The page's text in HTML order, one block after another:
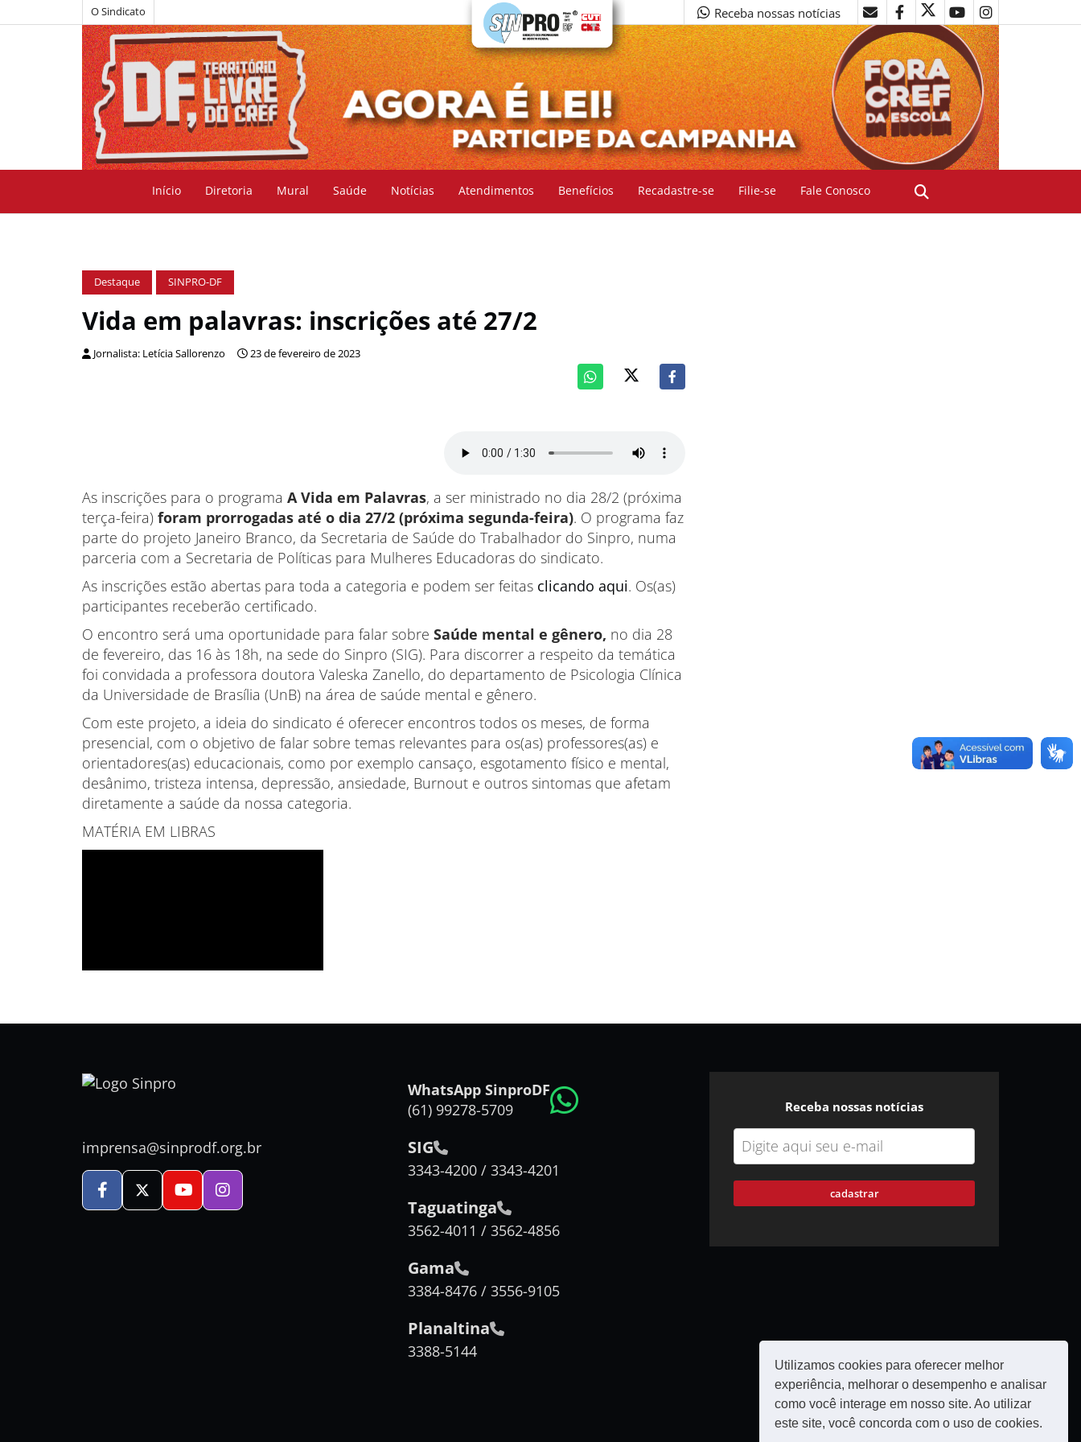
Utilizamos cookies para oferecer melhor
experiência, melhorar o desempenho e analisar
como você interage em nosso site. Ao utilizar
este site, você concorda com o uso de cookies.
O Sindicato Receba nossas notícias
Início Diretoria Mural Saúde Notícias Atendimentos Benefícios Recadastre-se Filie-se Fale Conosco
Destaque SINPRO-DF
Vida em palavras: inscrições até 27/2
Jornalista: Letícia Sallorenzo 23 de fevereiro de 2023
As inscrições para o programa A Vida em Palavras, a ser ministrado no dia 28/2 (próxima
terça-feira) foram prorrogadas até o dia 27/2 (próxima segunda-feira). O programa faz
parte do projeto Janeiro Branco, da Secretaria de Saúde do Trabalhador do Sinpro, numa
parceria com a Secretaria de Políticas para Mulheres Educadoras do sindicato.
As inscrições estão abertas para toda a categoria e podem ser feitas clicando aqui. Os(as)
participantes receberão certificado.
O encontro será uma oportunidade para falar sobre Saúde mental e gênero, no dia 28
de fevereiro, das 16 às 18h, na sede do Sinpro (SIG). Para discorrer a respeito da temática
foi convidada a professora doutora Valeska Zanello, do departamento de Psicologia Clínica
da Universidade de Brasília (UnB) na área de saúde mental e gênero.
Com este projeto, a ideia do sindicato é oferecer encontros todos os meses, de forma
presencial, com o objetivo de falar sobre temas relevantes para os(as) professores(as) e
orientadores(as) educacionais, como por exemplo cansaço, esgotamento físico e mental,
desânimo, tristeza intensa, depressão, ansiedade, Burnout e outros sintomas que afetam
diretamente a saúde da nossa categoria.
MATÉRIA EM LIBRAS
imprensa@sinprodf.org.br
WhatsApp SinproDF
(61) 99278-5709
SIG
3343-4200 / 3343-4201
Taguatinga
3562-4011 / 3562-4856
Gama
3384-8476 / 3556-9105
Planaltina
3388-5144
Receba nossas notícias
cadastrar